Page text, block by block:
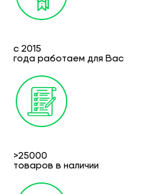
с 2015
года работаем для Вас
>25000
товаров в наличии